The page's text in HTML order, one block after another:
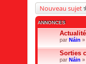
Nouveau sujet
ANNONCES
par Náin »
Sorties
par Náin »